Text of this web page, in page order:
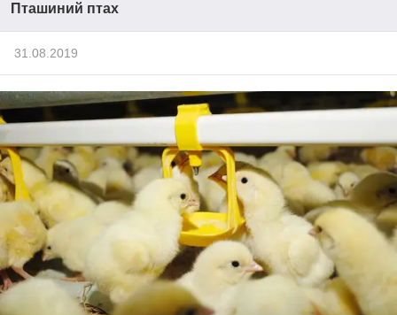
Пташиний птах
31.08.2019